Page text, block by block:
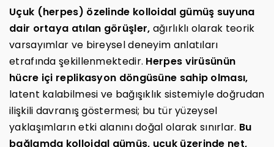
Uçuk (herpes) özelinde kolloidal gümüş suyuna
dair ortaya atılan görüşler, ağırlıklı olarak teorik
varsayımlar ve bireysel deneyim anlatıları
etrafında şekillenmektedir. Herpes virüsünün
hücre içi replikasyon döngüsüne sahip olması,
latent kalabilmesi ve bağışıklık sistemiyle doğrudan
ilişkili davranış göstermesi; bu tür yüzeysel
yaklaşımların etki alanını doğal olarak sınırlar. Bu
bağlamda kolloidal gümüş, uçuk üzerinde net,